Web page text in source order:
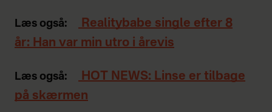
Læs også:
Realitybabe single efter 8
år: Han var min utro i årevis
Læs også:
HOT NEWS: Linse er tilbage
på skærmen